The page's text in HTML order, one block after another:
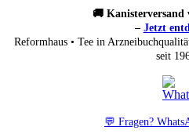
🚚 Kanisterversand
– Jetzt
Reformhaus • Tee in
seit
💬 Fragen?